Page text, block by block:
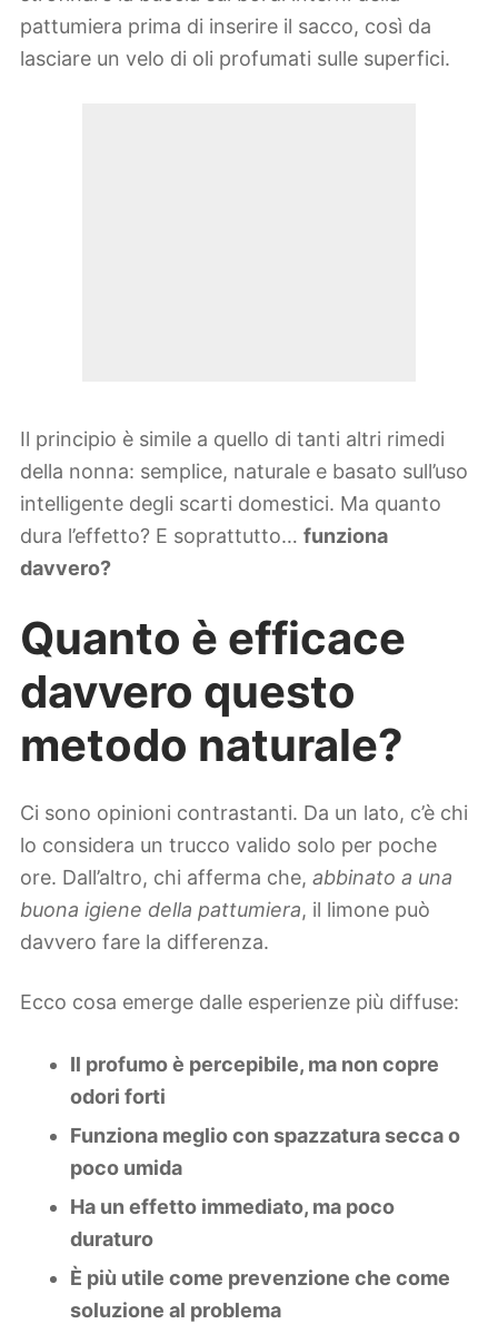
pattumiera prima di inserire il sacco, così da
lasciare un velo di oli profumati sulle superfici.
Il principio è simile a quello di tanti altri rimedi
della nonna: semplice, naturale e basato sull’uso
intelligente degli scarti domestici. Ma quanto
dura l’effetto? E soprattutto… funziona
davvero?
Quanto è efficace
davvero questo
metodo naturale?
Ci sono opinioni contrastanti. Da un lato, c’è chi
lo considera un trucco valido solo per poche
ore. Dall’altro, chi afferma che, abbinato a una
buona igiene della pattumiera, il limone può
davvero fare la differenza.
Ecco cosa emerge dalle esperienze più diffuse:
Il profumo è percepibile, ma non copre
odori forti
Funziona meglio con spazzatura secca o
poco umida
Ha un effetto immediato, ma poco
duraturo
È più utile come prevenzione che come
soluzione al problema